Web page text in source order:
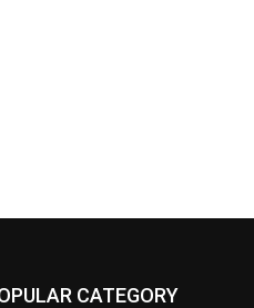
CATEGORY